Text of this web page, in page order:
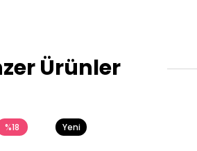
Ürünler
%18
Yeni